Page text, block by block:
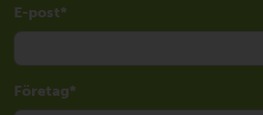
E-post
Företag